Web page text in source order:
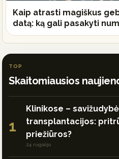
Kaip atrasti magiškus
datą: ką gali pasakyti
TOP
Skaitomiausios
1
Klinikose –
transplantacijos:
priežiūros?
24 rugsėjo